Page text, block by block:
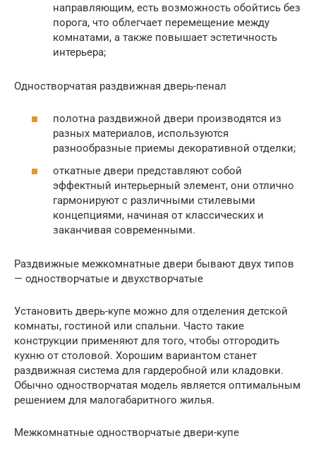
направляющим, есть возможность обойтись без
порога, что облегчает перемещение между
комнатами, а также повышает эстетичность
интерьера;
Одностворчатая раздвижная дверь-пенал
полотна раздвижной двери производятся из
разных материалов, используются
разнообразные приемы декоративной отделки;
откатные двери представляют собой
эффектный интерьерный элемент, они отлично
гармонируют с различными стилевыми
концепциями, начиная от классических и
заканчивая современными.
Раздвижные межкомнатные двери бывают двух типов
— одностворчатые и двухстворчатые
Установить дверь-купе можно для отделения детской
комнаты, гостиной или спальни. Часто такие
конструкции применяют для того, чтобы отгородить
кухню от столовой. Хорошим вариантом станет
раздвижная система для гардеробной или кладовки.
Обычно одностворчатая модель является оптимальным
решением для малогабаритного жилья.
Межкомнатные одностворчатые двери-купе